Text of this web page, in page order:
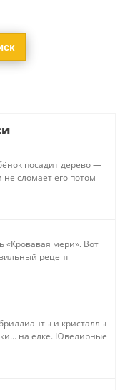
посадит дерево —
не сломает его потом
«Кровавая мери». Вот
рецепт
и кристаллы
на елке. Ювелирные